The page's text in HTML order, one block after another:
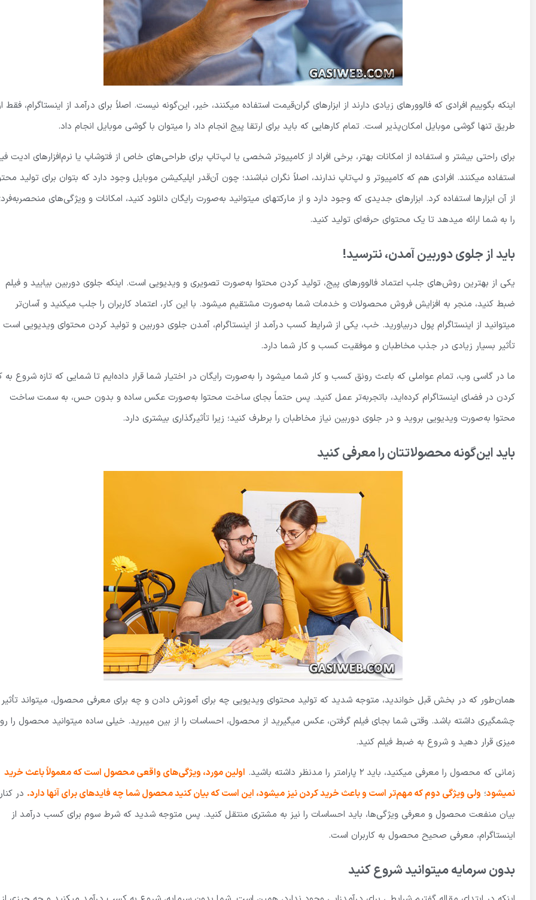
اینکه بگوییم افرادی که فالوورهای زیادی دارند از ابزارهای گران‌قیمت استفاده میکنند، خیر، این‌گونه نیست. اصلاً برای درآمد از اینستاگرام، فقط
طریق تنها گوشی موبایل امکان‌پذیر است. تمام کارهایی که باید برای ارتقا پیج انجام داد را میتوان با گوشی موبایل انجام داد.
برای راحتی بیشتر و استفاده از امکانات بهتر، برخی افراد از کامپیوتر شخصی یا لپ‌تاپ برای طراحی‌های خاص از فتوشاپ یا نرم‌افزارهای ادیت
استفاده میکنند. افرادی هم که کامپیوتر و لپ‌تاپ ندارند، اصلاً نگران نباشند؛ چون آن‌قدر اپلیکیشن موبایل وجود دارد که بتوان برای تولید
از آن ابزارها استفاده کرد. ابزارهای جدیدی که وجود دارد و از مارکت­های میتوانید به‌صورت رایگان دانلود کنید، امکانات و ویژگی‌های
را به شما ارائه میدهد تا یک محتوای حرفه‌ای تولید کنید.
باید از جلوی دوربین آمدن، نترسید!
یکی از بهترین روش‌های جلب اعتماد فالوورهای پیج، تولید کردن محتوا به‌صورت تصویری و ویدیویی است. اینکه جلوی دوربین بیایید و فیلم
ضبط کنید، منجر به افزایش فروش محصولات و خدمات شما به‌صورت مشتقیم میشود. با این کار، اعتماد کاربران را جلب میکنید و آسان‌تر
میتوانید از اینستاگرام پول دربیاورید. خب، یکی از شرایط کسب درآمد از اینستاگرام، آمدن جلوی دوربین و تولید کردن محتوای ویدیویی است
تأثیر بسیار زیادی در جذب مخاطبان و موفقیت کسب و کار شما دارد.
ما در گاسی وب، تمام عواملی که باعث رونق کسب و کار شما میشود را به‌صورت رایگان در اختیار شما قرار داده‌ایم تا شمایی که تازه شروع به
کردن در فضای اینستاگرام کرده‌اید، باتجربه‌تر عمل کنید. پس حتماً بجای ساخت محتوا به‌صورت عکس ساده و بدون حس، به سمت ساخت
محتوا به‌صورت ویدیویی بروید و در جلوی دوربین نیاز مخاطبان را برطرف کنید؛ زیرا تأثیرگذاری بیشتری دارد.
باید این‌گونه محصولاتتان را معرفی کنید
همان‌طور که در بخش قبل خواندید، متوجه شدید که تولید محتوای ویدیویی چه برای آموزش دادن و چه برای معرفی محصول، میتواند تأثیر
چشمگیری داشته باشد. وقتی شما بجای فیلم گرفتن، عکس میگیرید از محصول، احساسات را از بین میبرید. خیلی ساده میتوانید محصول را
میزی قرار دهید و شروع به ضبط فیلم کنید.
زمانی که محصول را معرفی میکنید، باید 2 پارامتر را مدنظر داشته باشید.
اولین مورد، ویژگی‌های واقعی محصول است که معمولاً باعث خرید
نمیشود؛ ولی ویژگی دوم که مهم‌تر است و باعث خرید کردن نیز میشود، این است که بیان کنید محصول شما چه فایده­ای برای آنها دارد. در کنار
بیان منفعت محصول و معرفی ویژگی‌ها، باید احساسات را نیز به مشتری منتقل کنید. پس متوجه شدید که شرط سوم برای کسب درآمد از
اینستاگرام، معرفی صحیح محصول به کاربران است.
بدون سرمایه میتوانید شروع کنید